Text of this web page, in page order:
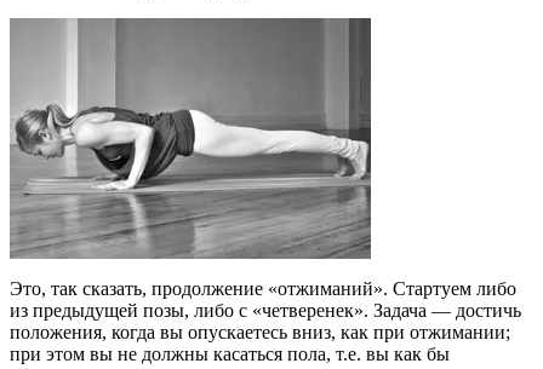
Это, так сказать, продолжение «отжиманий». Стартуем либо
из предыдущей позы, либо с «четверенек». Задача — достичь
положения, когда вы опускаетесь вниз, как при отжимании;
при этом вы не должны касаться пола, т.е. вы как бы